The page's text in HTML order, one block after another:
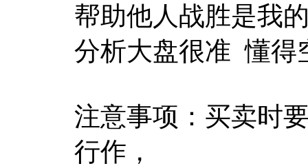
帮助他人战胜是我
分析大盘很准 懂得
注意事项：买卖时
行作，